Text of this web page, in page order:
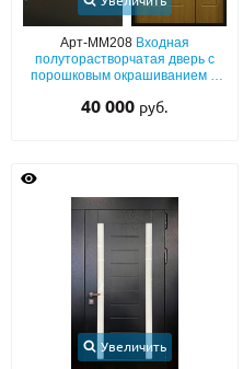
Арт-ММ208 Входная
полуторастворчатая дверь с
порошковым окрашиванием и
40 000 руб.
Увеличить